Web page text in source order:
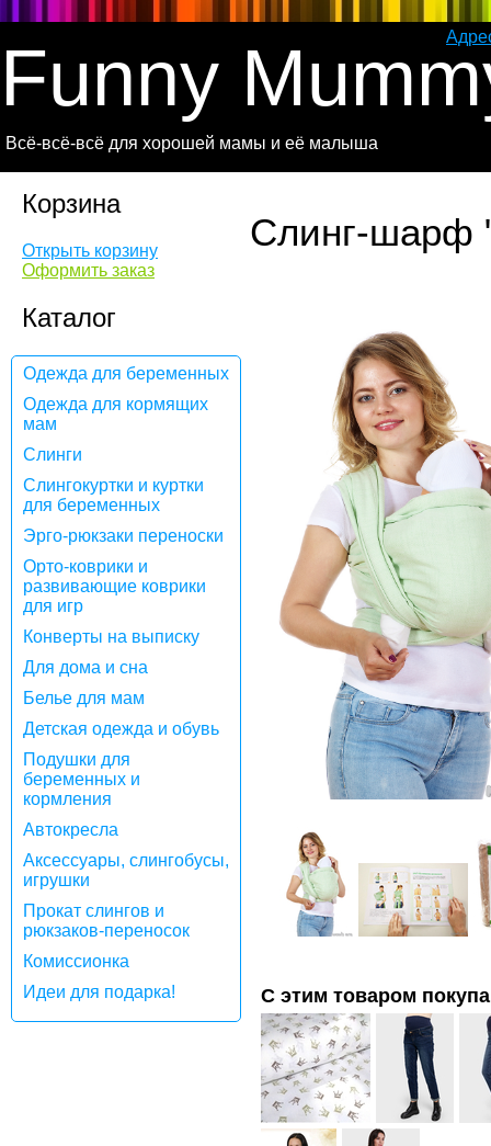
Funny
Всё-всё-всё для хорошей мамы и её малыша
Корзина
Открыть корзину
Оформить заказ
Каталог
Одежда для беременных
Одежда для кормящих
мам
Слинги
Слингокуртки и куртки
для беременных
Эрго-рюкзаки переноски
Орто-коврики и
развивающие коврики
для игр
Конверты на выписку
Для дома и сна
Белье для мам
Детская одежда и обувь
Подушки для
беременных и
кормления
Автокресла
Аксессуары, слингобусы,
игрушки
Прокат слингов и
рюкзаков-переносок
Комиссионка
Идеи для подарка!
Слинг-шарф
С этим товаром